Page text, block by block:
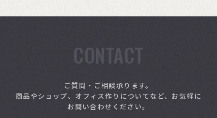
CONTACT
ご質問・ご相談承ります。
商品やショップ、オフィス作りについてなど、お気軽に
お問い合わせください。